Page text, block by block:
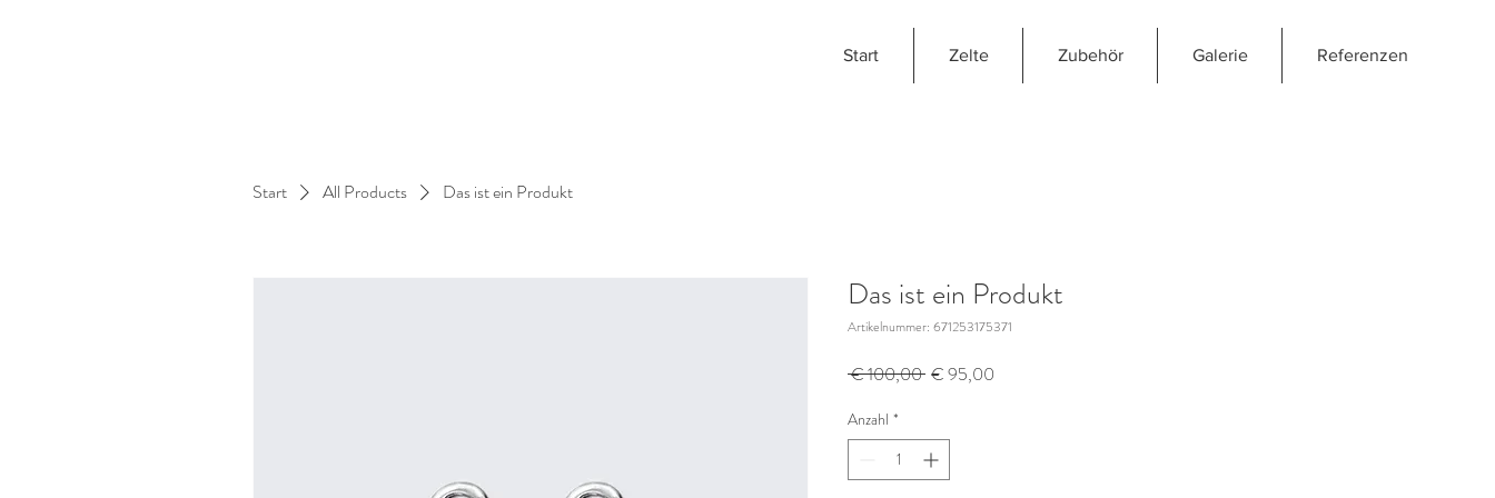
Start Zelte Zubehör Galerie Referenzen
Start All Products Das ist ein Produkt
Das ist ein Produkt
Artikelnummer: 671253175371
€ 100,00 Standardpreis
€ 95,00
Anzahl *